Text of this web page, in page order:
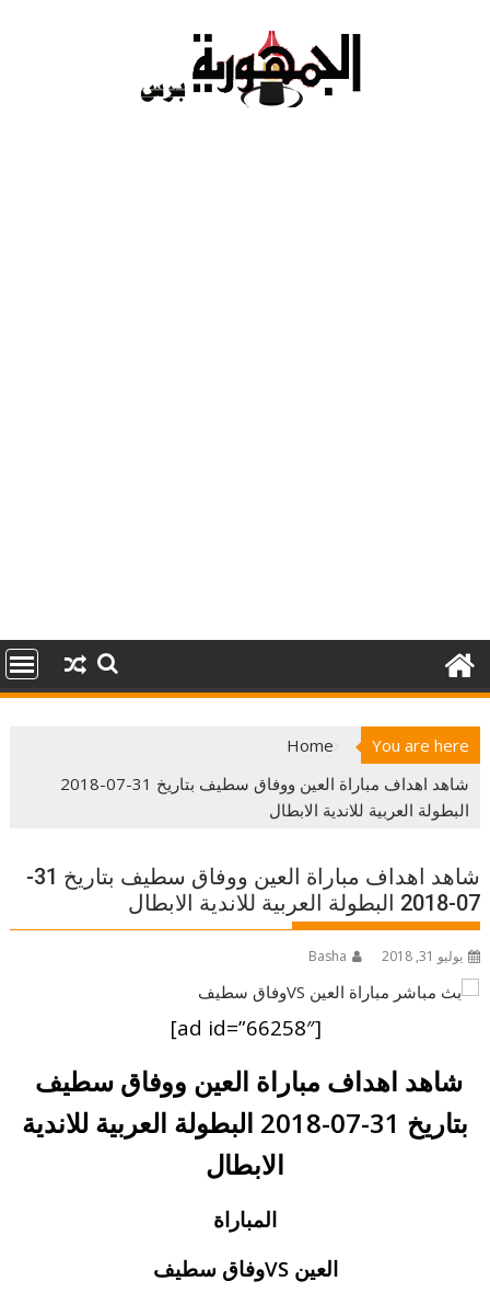
You are here
Home
شاهد اهداف مباراة العين ووفاق سطيف بتاريخ 31-07-2018
البطولة العربية للاندية الابطال
شاهد اهداف مباراة العين ووفاق سطيف بتاريخ 31-
07-2018 البطولة العربية للاندية الابطال
يوليو 31, 2018 Basha
[ad id=”66258″]
شاهد اهداف مباراة العين ووفاق سطيف
بتاريخ 31-07-2018 البطولة العربية للاندية
الابطال
المباراة
العين VSوفاق سطيف